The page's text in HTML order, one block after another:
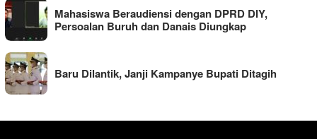
Mahasiswa Beraudiensi dengan DPRD DIY,
Persoalan Buruh dan Danais Diungkap
Baru Dilantik, Janji Kampanye Bupati Ditagih